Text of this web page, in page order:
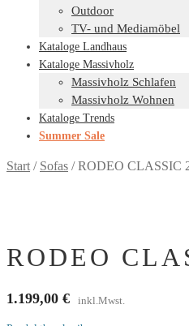
Outdoor
TV- und Mediamöbel
Kataloge Landhaus
Kataloge Massivholz
Massivholz Schlafen
Massivholz Wohnen
Kataloge Trends
Summer Sale
Start / Sofas /RODEO CLASSIC
RODEO
1.199,00 € inkl.Mwst.